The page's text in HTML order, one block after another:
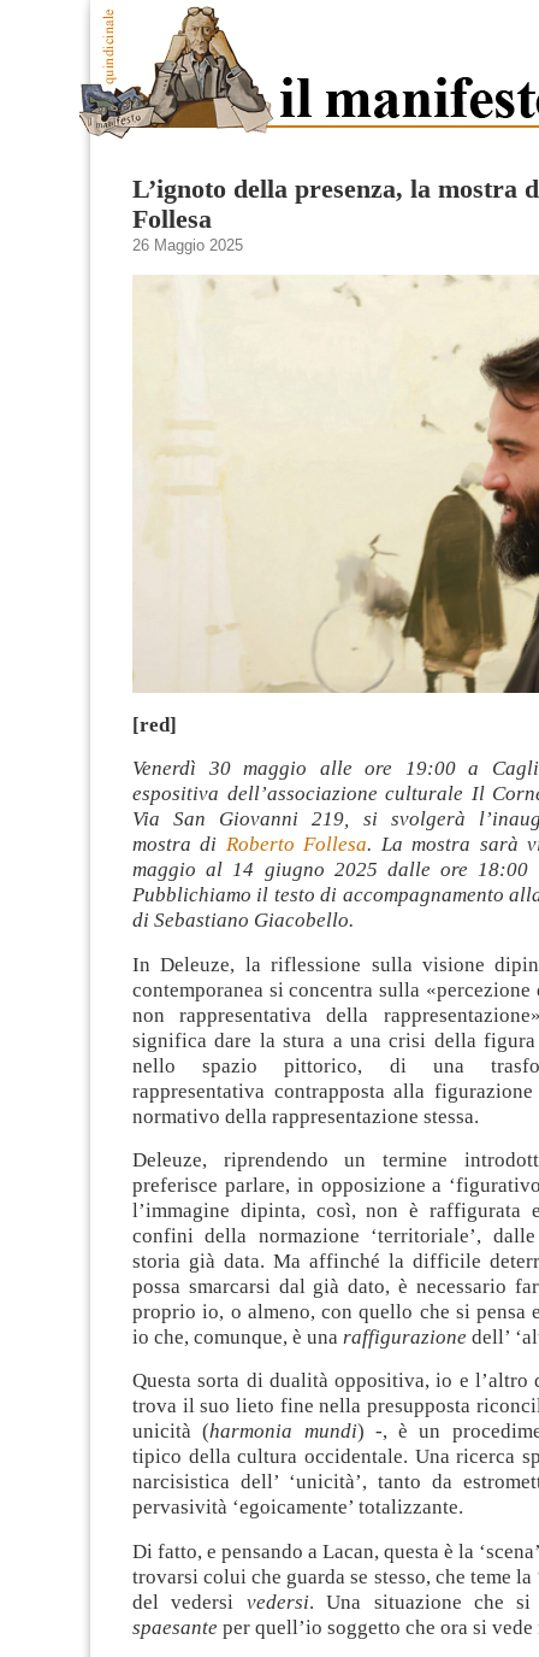
L’ignoto della presenza, la mostra
Follesa
26 Maggio 2025
[red]
Venerdì 30 maggio alle ore 19:00 a
espositiva dell’associazione culturale Il
Via San Giovanni 219, si svolgerà
mostra di Roberto Follesa. La mostra sarà
maggio al 14 giugno 2025 dalle ore 18:00
Pubblichiamo il testo di accompagnamento
di Sebastiano Giacobello.
In Deleuze, la riflessione sulla visione
contemporanea si concentra sulla «percezione
non rappresentativa della
significa dare la stura a una crisi della figura
nello spazio pittorico, di una
rappresentativa contrapposta alla
normativo della rappresentazione stessa.
Deleuze, riprendendo un termine
preferisce parlare, in opposizione a
l’immagine dipinta, così, non è raffigurata
confini della normazione ‘territoriale’,
storia già data. Ma affinché la difficile
possa smarcarsi dal già dato, è necessario
proprio io, o almeno, con quello che si pensa
io che, comunque, è una raffigurazione dell’
Questa sorta di dualità oppositiva, io e l’altro
trova il suo lieto fine nella presupposta
unicità (harmonia mundi) -, è un
tipico della cultura occidentale. Una ricerca
narcisistica dell’ ‘unicità’, tanto da
pervasività ‘egoicamente’ totalizzante.
Di fatto, e pensando a Lacan, questa è la
trovarsi colui che guarda se stesso, che teme
del vedersi vedersi. Una situazione che si
spaesante per quell’io soggetto che ora si vede